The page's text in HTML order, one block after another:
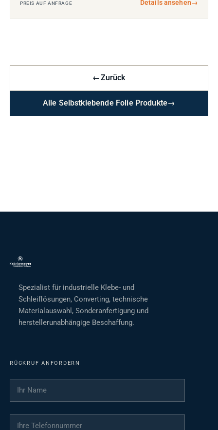
PREIS AUF ANFRAGE Details ansehen→
←Zurück
Alle Selbstklebende Folie Produkte→
Spezialist für industrielle Klebe- und
Schleiflösungen, Converting, technische
Materialauswahl, Sonderanfertigung und
herstellerunabhängige Beschaffung.
RÜCKRUF ANFORDERN
Ihr Name
Ihre Telefonnummer